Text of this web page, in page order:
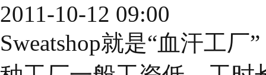
2011-10-12 09:00
Sweatshop就是“血汗工